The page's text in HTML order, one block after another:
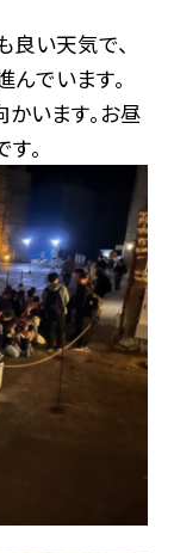
良い天気で、
んでいます。
います。お昼
。